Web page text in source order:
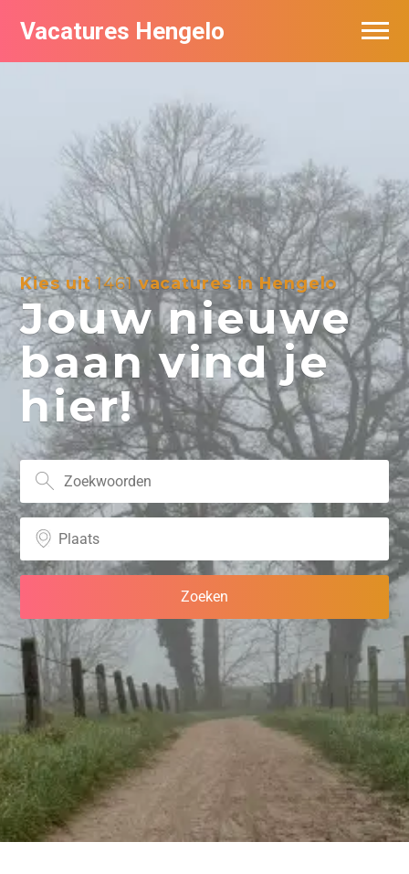
Vacatures Hengelo
Kies uit1461vacatures in Hengelo
Jouw nieuwe
baan vind je
hier!
Vacatures per bedrijf in Hengelo
Nieuwsbrief feed